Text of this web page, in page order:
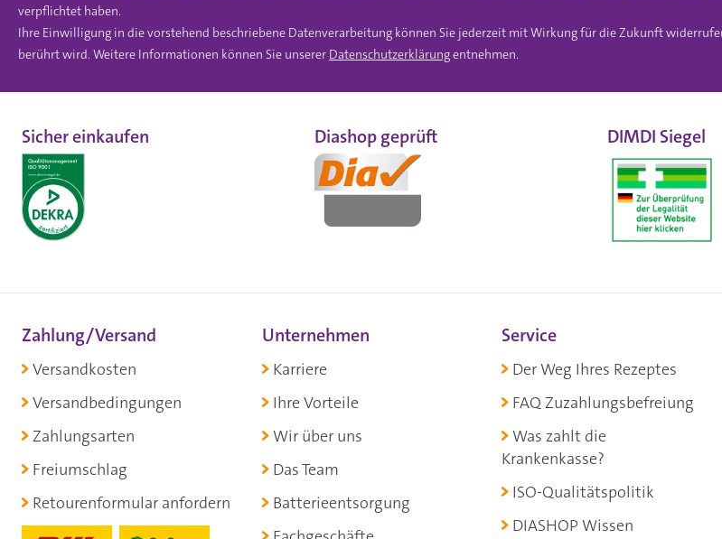
verpflichtet haben.
Ihre Einwilligung in die vorstehend beschriebene Datenverarbeitung können Sie jederzeit mit Wirkung für die Zukunft
berührt wird. Weitere Informationen können Sie unserer Datenschutzerklärungentnehmen.
Sicher einkaufen Diashop geprüft DIMDI Siegel
Zahlung/Versand
Versandkosten
Versandbedingungen
Zahlungsarten
Freiumschlag
Retourenformular anfordern
Unternehmen
Karriere
Ihre Vorteile
Wir über uns
Das Team
Batterieentsorgung
Service
Der Weg Ihres Rezeptes
FAQ Zuzahlungsbefreiung
Was zahlt die
Krankenkasse?
ISO-Qualitätspolitik
DIASHOP Wissen